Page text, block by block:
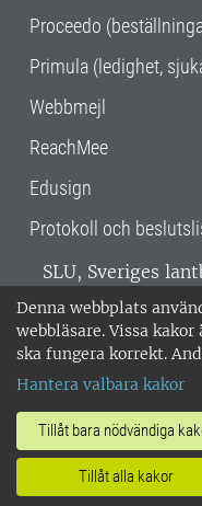
Denna webbplats
webbläsare. Vissa
ska fungera korrekt.
Hantera valbara kakor
Tillåt bara nödvändiga
Tillåt alla kakor
Proceedo
Primula (ledighet,
Webbmejl
ReachMee
Edusign
Protokoll och
SLU, Sveriges
verksamhet över
Alnarp, Uppsala
miljöcertifierat
018-67 10 00 •
Om SLU:s
•Hantera kakor•
personuppgifter